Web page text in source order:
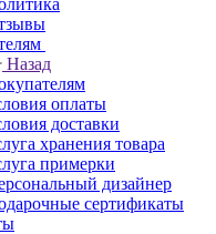
на товар
Назад
оплаты
доставки
хранения товара
примерки
дизайнер